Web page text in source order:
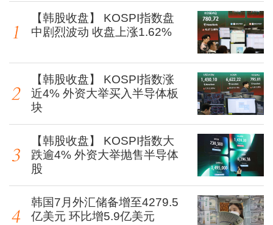
【韩股收盘】 KOSPI指数盘
中剧烈波动 收盘上涨1.62%
【韩股收盘】 KOSPI指数涨
近4% 外资大举买入半导体板
块
【韩股收盘】 KOSPI指数大
跌逾4% 外资大举抛售半导体
股
韩国7月外汇储备增至4279.5
亿美元 环比增5.9亿美元